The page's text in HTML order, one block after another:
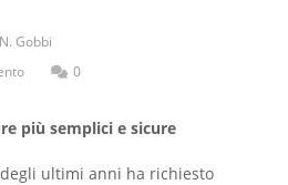
Gobbi
0
più semplici e sicure
degli ultimi anni ha richiesto